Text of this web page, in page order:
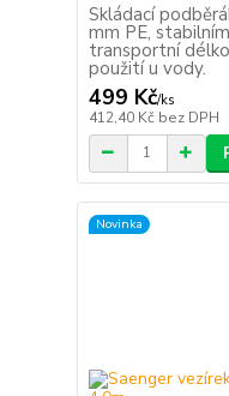
Skládací
mm PE,
transportní
použití u vody.
499 Kč/ks
412,40 Kč bez DPH
Novinka